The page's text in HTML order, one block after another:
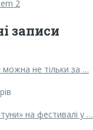
записи
можна не тільки за …
на фестивалі у …